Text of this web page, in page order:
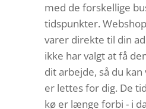
med de forskellige
tidspunkter.
varer direkte til din
ikke har valgt at få
dit arbejde, så du
er lettes for dig. De
kø er længe forbi - i